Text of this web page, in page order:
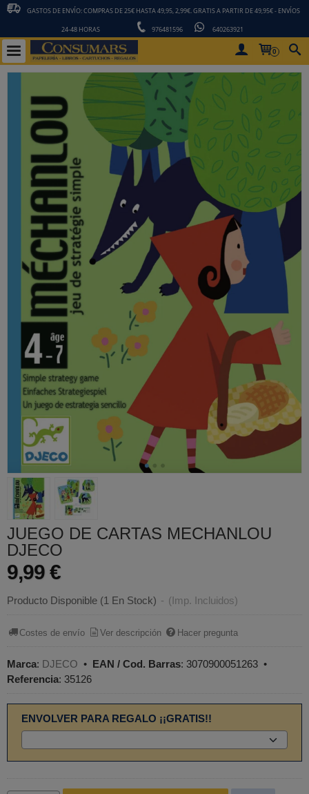
GASTOS DE ENVÍO: COMPRAS DE 25€ HASTA 49,95, 2,99€. GRATIS A PARTIR DE 49,95€ - ENVÍOS
24-48 HORAS 976481596 640263921
0
JUEGO DE CARTAS MECHANLOU
DJECO
9,99 €
Producto Disponible (1 En Stock) - (Imp. Incluidos)
Costes de envío Ver descripción Hacer pregunta
Marca: DJECO • EAN / Cod. Barras: 3070900051263 •
Referencia: 35126
ENVOLVER PARA REGALO ¡¡GRATIS!!